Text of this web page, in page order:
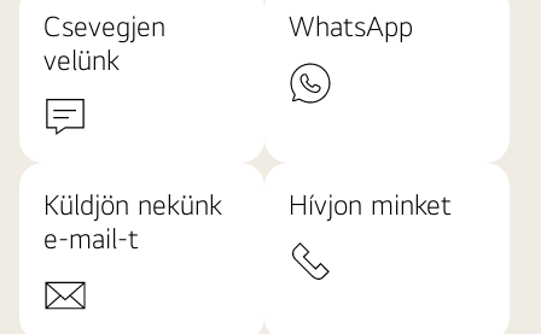
Csevegjen
velünk
WhatsApp
Küldjön nekünk
e-mail-t
Hívjon minket